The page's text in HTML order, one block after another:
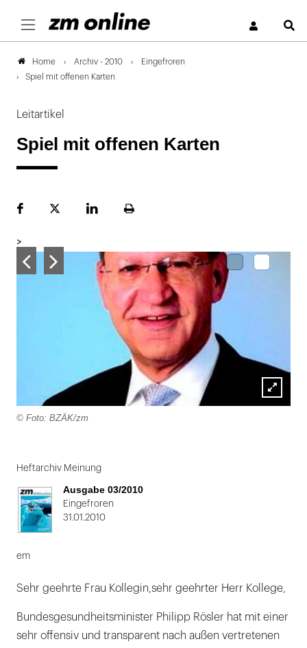
Home Archiv - 2010
Eingefroren
Spiel mit offenen Karten
Leitartikel
Spiel mit offenen Karten
FacebookPlattformLinekdInSeite
>
Lightbox
© Foto: BZÄK/zm
1
von
2
Heftarchiv Meinung
Ausgabe 03/2010
Eingefroren
31.01.2010
em
Sehr geehrte Frau Kollegin,sehr geehrter Herr Kollege,
Bundesgesundheitsminister Philipp Rösler hat mit einer
sehr offensiv und transparent nach außen vertretenen